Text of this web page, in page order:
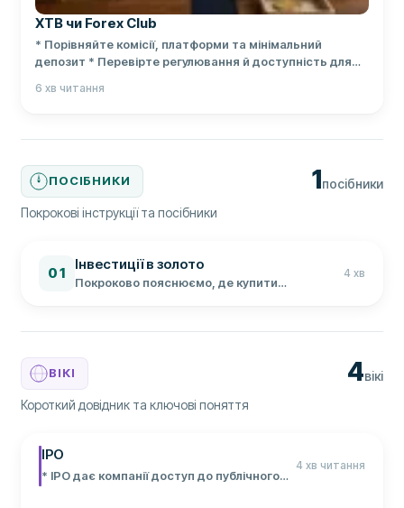
XTB чи Forex Club
* Порівняйте комісії, платформи та мінімальний
депозит * Перевірте регулювання й доступність для
брокер
6 хв читання
ПОСІБНИКИ 1посібники
Покрокові інструкції та посібники
01 Інвестиції в золото
Покроково пояснюємо, де купити
4 хв
ВІКІ 4вікі
Короткий довідник та ключові поняття
IPO
* IPO дає компанії доступ до публічного
4 хв читання